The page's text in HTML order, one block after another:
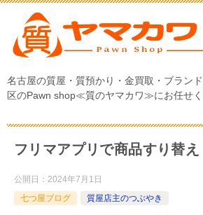
名古屋の質屋・質預かり・金買取・ブラン
区のPawn shop≪質のヤマカワ≫にお任せく
フリマアプリで商品すり替え
公開日： 2024年7月1日
七つ屋ブログ
質屋店主のつぶやき